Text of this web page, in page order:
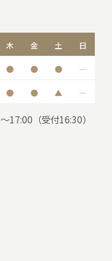
木 金 土 日
● ● ● ―
● ● ▲ ―
17:00（受付16:30）